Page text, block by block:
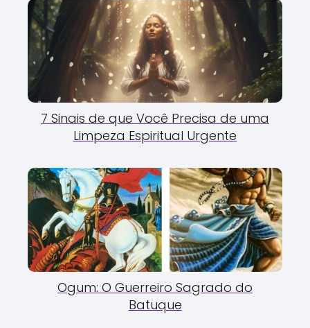
7 Sinais de que Você Precisa de uma
Limpeza Espiritual Urgente
Ogum: O Guerreiro Sagrado do
Batuque